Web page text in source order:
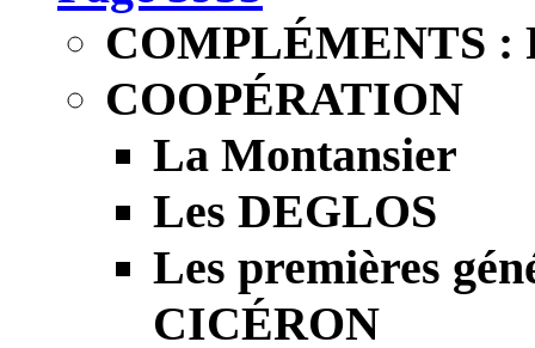
COMPLÉMENTS :
COOPÉRATION
La Montansier
Les DEGLOS
Les premières
CICÉRON